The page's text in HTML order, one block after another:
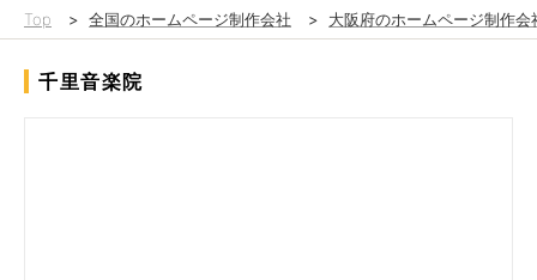
Top > 全国のホームページ制作会社 > 大阪府のホームページ制作会
千里音楽院